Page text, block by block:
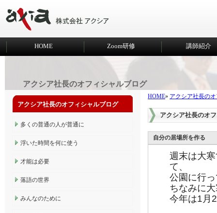
HOME Zoom研修 講師紹介
アクシア社長のオフィシャルブログ
HOME» アクシア社長の
アクシア社長のオ
自分の居場所を作る
週末は大
て、
公園に行
ちなみに
今年は1月
アクシア社長のオフィシャルブログ
多くの普通の人が普通に
浮いた時間を何に使う
才能は必要
落語の世界
みんなのために